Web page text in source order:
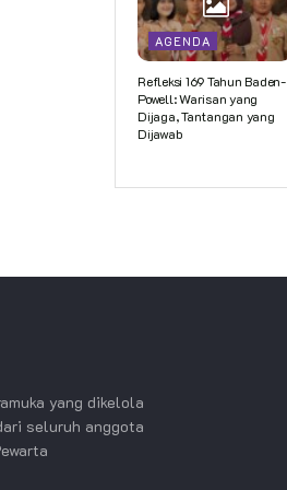
AGENDA
Refleksi 169 Tahun Baden-
Powell: Warisan yang
Dijaga, Tantangan yang
Dijawab
yang dikelola
seluruh anggota